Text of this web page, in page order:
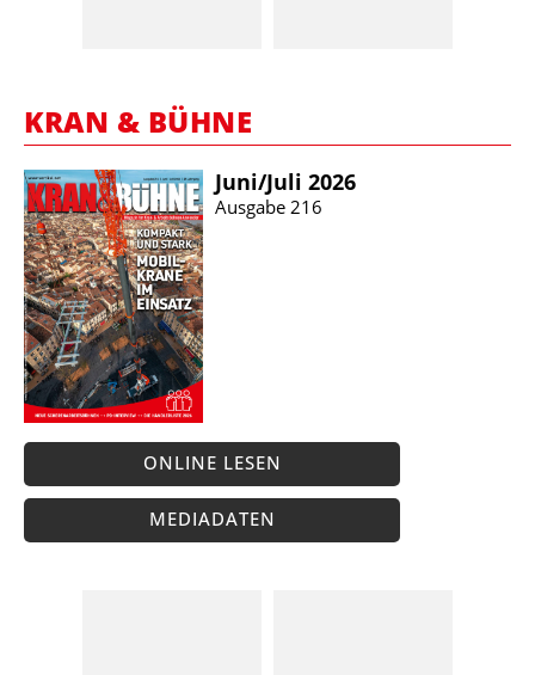
KRAN & BÜHNE
Juni/​Juli 2026
Ausgabe 216
ONLINE LESEN
MEDIADATEN